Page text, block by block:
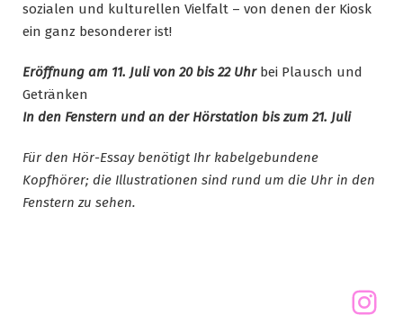
sozialen und kulturellen Vielfalt – von denen der Kiosk
ein ganz besonderer ist!
Eröffnung am 11. Juli von 20 bis 22 Uhrbei Plausch und
Getränken
In den Fenstern und an der Hörstation bis zum 21. Juli
Für den Hör-Essay benötigt Ihr kabelgebundene
Kopfhörer; die Illustrationen sind rund um die Uhr in den
Fenstern zu sehen.